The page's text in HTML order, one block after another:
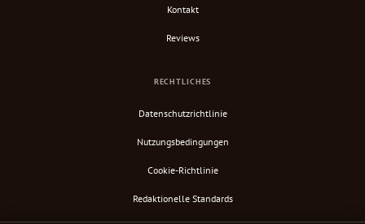
Kontakt
Reviews
RECHTLICHES
Datenschutzrichtlinie
Nutzungsbedingungen
Cookie-Richtlinie
Redaktionelle Standards